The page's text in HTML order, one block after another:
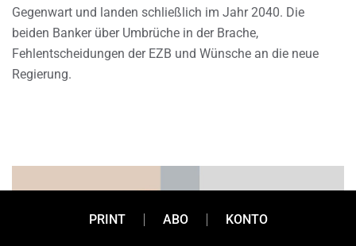
Gegenwart und landen schließlich im Jahr 2040. Die
beiden Banker über Umbrüche in der Brache,
Fehlentscheidungen der EZB und Wünsche an die neue
Regierung.
PRINT ABO KONTO